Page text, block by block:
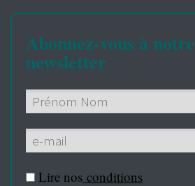
Abonnez-vous à notre
newsletter
Lire nos conditions